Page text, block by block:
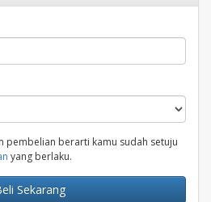
pembelian berarti kamu sudah setuju
yang berlaku.
Sekarang